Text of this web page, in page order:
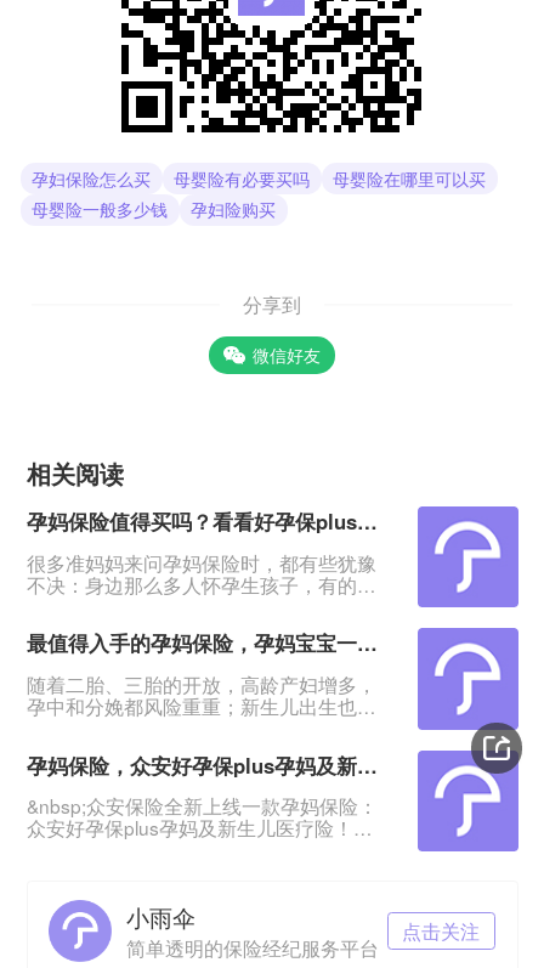
孕妇保险怎么买 母婴险有必要买吗
母婴险在哪里可以买
母婴险一般多少钱
孕妇险购买
分享到
微信好友
相关阅读
孕妈保险值得买吗？看看好孕保plus孕妈及新生儿医疗险
很多准妈妈来问孕妈保险时，都有些犹豫
不决：身边那么多人怀孕生孩子，有的生
&nbsp;其实这个就跟买重疾险一样，很多
人健健康康，也有些人会不幸中招。
&nbsp;怀胎十月，准妈妈是有风险的，比
如各种妊娠并发症等，尤其超过35岁就被
定为高龄产妇，这类人群风险会更高。而
宝宝保险要满月才能买。&n
最值得入手的孕妈保险，孕妈宝宝一起保，一年低至572元起步
随着二胎、三胎的开放，高龄产妇增多，
孕中和分娩都风险重重；新生儿出生也伴
要一份保障！&nbsp;一款好的孕妈保险，
可以很好转移各种孕妈和新生儿风险。
&nbsp;之前给大家推荐过一款众安保险的
好孕保plus孕妈及新生儿医疗险！产品保
障很全面，突破性保障新生儿先天性疾
孕妈保险，众安好孕保plus孕妈及新生儿医疗险
&nbsp;众安保险全新上线一款孕妈保险：
众安好孕保plus孕妈及新生儿医疗险！
也能保！准妈妈顺转剖、流产等也有保
障！&nbsp;不限孕周，多胎、试管均可
投！&nbsp;一张保单既保孕妈的孕中和分
娩，也保新生宝宝！&nbsp;我们今日主要
小雨伞
简单透明的保险经纪服务平台
点击关注